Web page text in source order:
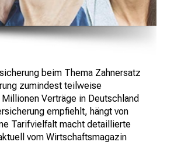
beim Thema Zahnersatz
zumindest teilweise
Verträge in Deutschland
empfiehlt, hängt von
Tarifvielfalt macht detaillierte
vom Wirtschaftsmagazin